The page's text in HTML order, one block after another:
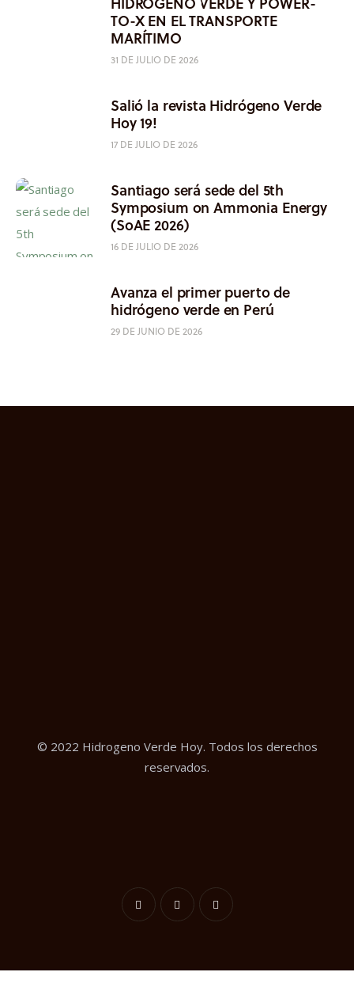
TO-X EN EL TRANSPORTE
MARÍTIMO
31 DE JULIO DE 2026
Salió la revista Hidrógeno Verde
Hoy 19!
17 DE JULIO DE 2026
Santiago será sede del 5th
Symposium on Ammonia Energy
(SoAE 2026)
16 DE JULIO DE 2026
Avanza el primer puerto de
hidrógeno verde en Perú
29 DE JUNIO DE 2026
© 2022 Hidrogeno Verde Hoy. Todos los derechos
reservados.